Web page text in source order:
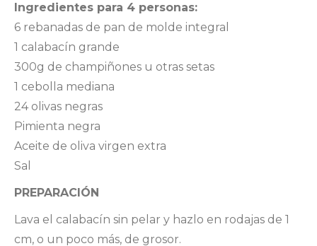
Ingredientes para 4 personas:
6 rebanadas de pan de molde integral
1 calabacín grande
300g de champiñones u otras setas
1 cebolla mediana
24 olivas negras
Pimienta negra
Aceite de oliva virgen extra
Sal
PREPARACIÓN
Lava el calabacín sin pelar y hazlo en rodajas de 1
cm, o un poco más, de grosor.